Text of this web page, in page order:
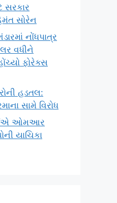
સોરેન
નોંધપાત્ર
વધીને
ફોરેક્સ
હડતલ:
સામે વિરોધ
ઓમઆર
યાચિકા